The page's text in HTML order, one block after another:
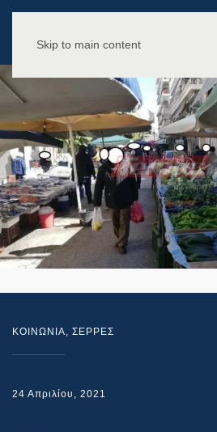
Skip to main content
ΚΟΙΝΩΝΙΑ, ΣΕΡΡΕΣ
24 Απριλίου, 2021